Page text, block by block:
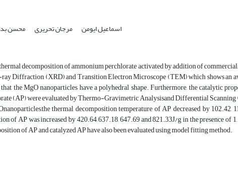
اسماعیل ایومن مرجان تحریری محسن
decomposition of ammonium perchlorate activated by addition of
Diffraction (XRD) and Transition Electron Microscope (TEM) which shows an
the MgO nanoparticles have a polyhedral shape. Furthermore, the catalytic
(AP) were evaluated by Thermo-Gravimetric Analysisand Differential
thermal decomposition temperature of AP decreased by
of AP was increased by 420.64, 637.18, 647.69 and 821.33J/g in the presence of
of AP and catalyzed AP have also been evaluated using model fitting method.